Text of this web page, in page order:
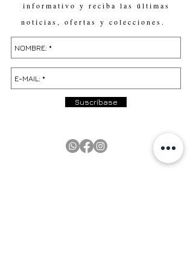
informativo y reciba las últimas
noticias, ofertas y colecciones.
Suscríbase